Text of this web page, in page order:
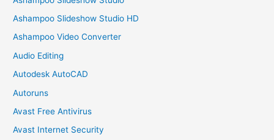
Ashampoo Slideshow Studio HD
Ashampoo Video Converter
Audio Editing
Autodesk AutoCAD
Autoruns
Avast Free Antivirus
Avast Internet Security